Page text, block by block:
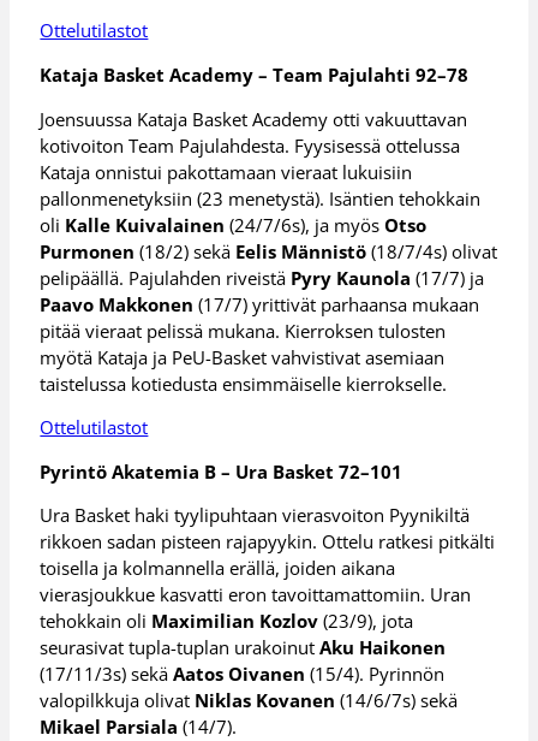
Ottelutilastot
Kataja Basket Academy – Team Pajulahti 92–78
Joensuussa Kataja Basket Academy otti vakuuttavan
kotivoiton Team Pajulahdesta. Fyysisessä ottelussa
Kataja onnistui pakottamaan vieraat lukuisiin
pallonmenetyksiin (23 menetystä). Isäntien tehokkain
oli Kalle Kuivalainen (24/7/6s), ja myösOtso
Purmonen (18/2) sekä Eelis Männistö (18/7/4s) olivat
pelipäällä. Pajulahden riveistä Pyry Kaunola (17/7) ja
Paavo Makkonen (17/7) yrittivät parhaansa mukaan
pitää vieraat pelissä mukana. Kierroksen tulosten
myötä Kataja ja PeU-Basket vahvistivat asemiaan
taistelussa kotiedusta ensimmäiselle kierrokselle.
Ottelutilastot
Pyrintö Akatemia B – Ura Basket 72–101
Ura Basket haki tyylipuhtaan vierasvoiton Pyynikiltä
rikkoen sadan pisteen rajapyykin. Ottelu ratkesi pitkälti
toisella ja kolmannella erällä, joiden aikana
vierasjoukkue kasvatti eron tavoittamattomiin. Uran
tehokkain oli Maximilian Kozlov (23/9), jota
seurasivat tupla-tuplan urakoinutAku Haikonen
(17/11/3s) sekäAatos Oivanen (15/4). Pyrinnön
valopilkkuja olivat Niklas Kovanen (14/6/7s) sekä
Mikael Parsiala (14/7).